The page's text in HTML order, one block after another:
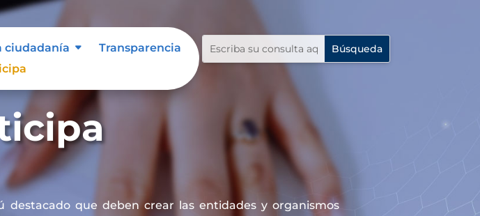
ciudadanía
Transparencia
que deben crear las entidades y organismos